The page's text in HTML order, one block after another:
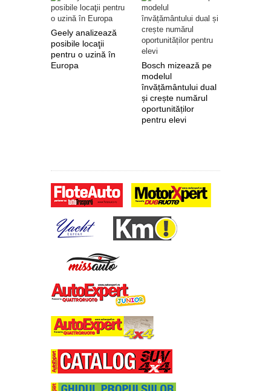
Geely analizează
posibile locaţii
pentru o uzină în
Europa
Bosch mizează pe
modelul
învățământului dual
și crește numărul
oportunităților
pentru elevi